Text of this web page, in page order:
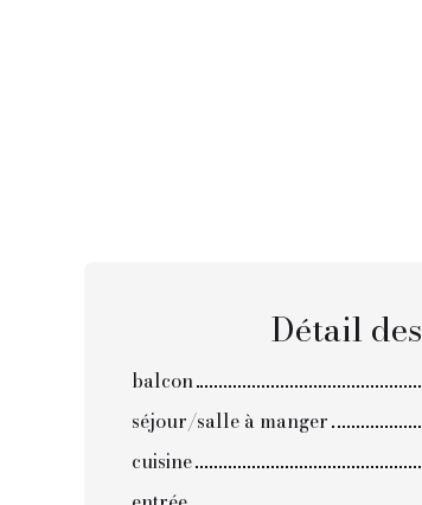
Détail des
balcon
séjour/salle à manger
cuisine